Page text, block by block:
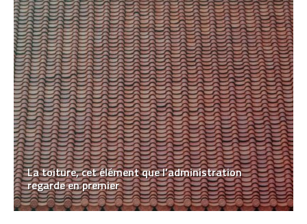
La toiture, cet élément que l’administration
regarde en premier